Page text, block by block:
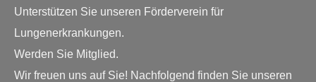
Unterstützen Sie unseren Förderverein für
Lungenerkrankungen.
Werden Sie Mitglied.
Wir freuen uns auf Sie! Nachfolgend finden Sie unseren